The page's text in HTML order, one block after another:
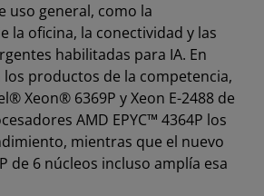
uso general, como la
la oficina, la conectividad y las
habilitadas para IA. En
productos de la competencia,
Xeon® 6369P y Xeon E-2488 de
AMD EPYC™ 4364P los
mientras que el nuevo
de 6 núcleos incluso amplía esa